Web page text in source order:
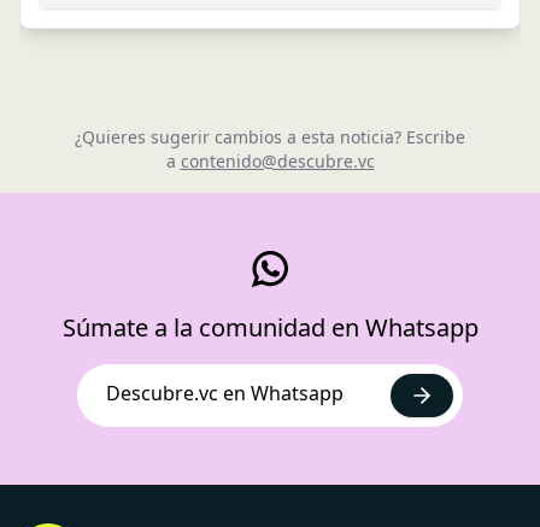
¿Quieres sugerir cambios a esta noticia? Escribe
a contenido@descubre.vc
Súmate a la comunidad en Whatsapp
Descubre.vc en Whatsapp